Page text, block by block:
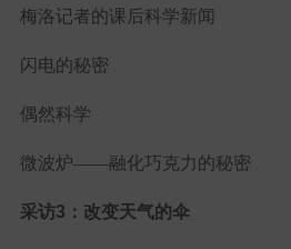
梅洛记者的课后科学新闻
闪电的秘密
偶然科学
微波炉——融化巧克力的秘密
采访3：改变天气的伞